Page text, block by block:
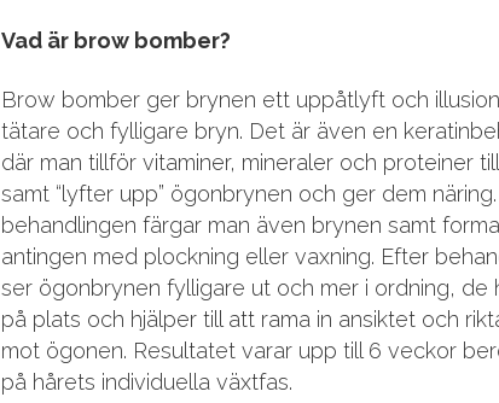
Vad är brow bomber?
Brow bomber ger brynen ett uppåtlyft och
tätare och fylligare bryn. Det är även en
där man tillför vitaminer, mineraler och proteiner
samt “lyfter upp” ögonbrynen och ger dem näring.
behandlingen färgar man även brynen samt
antingen med plockning eller vaxning. Efter
ser ögonbrynen fylligare ut och mer i ordning, de
på plats och hjälper till att rama in ansiktet och
mot ögonen. Resultatet varar upp till 6 veckor
på hårets individuella växtfas.